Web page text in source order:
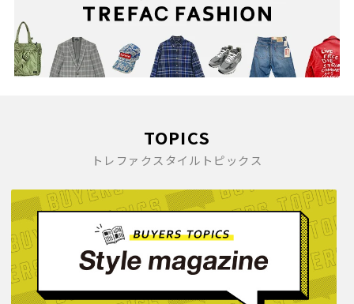
TOPICS
トレファクスタイルトピックス